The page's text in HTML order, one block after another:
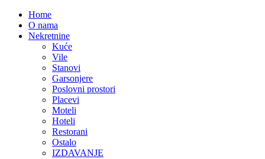
Home
O nama
Nekretnine
Kuće
Vile
Stanovi
Garsonjere
Poslovni prostori
Placevi
Moteli
Hoteli
Restorani
Ostalo
IZDAVANJE